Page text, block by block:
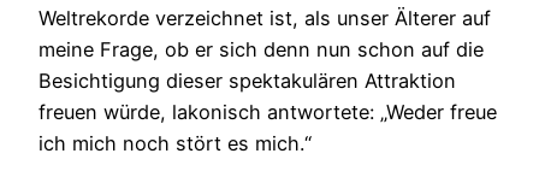
Weltrekorde verzeichnet ist, als unser Älterer auf
meine Frage, ob er sich denn nun schon auf die
Besichtigung dieser spektakulären Attraktion
freuen würde, lakonisch antwortete: „Weder freue
ich mich noch stört es mich.“